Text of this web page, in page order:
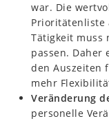
war. Die
Prioritätenliste
Tätigkeit muss
passen. Daher
den Auszeiten
mehr
Veränderung
personelle